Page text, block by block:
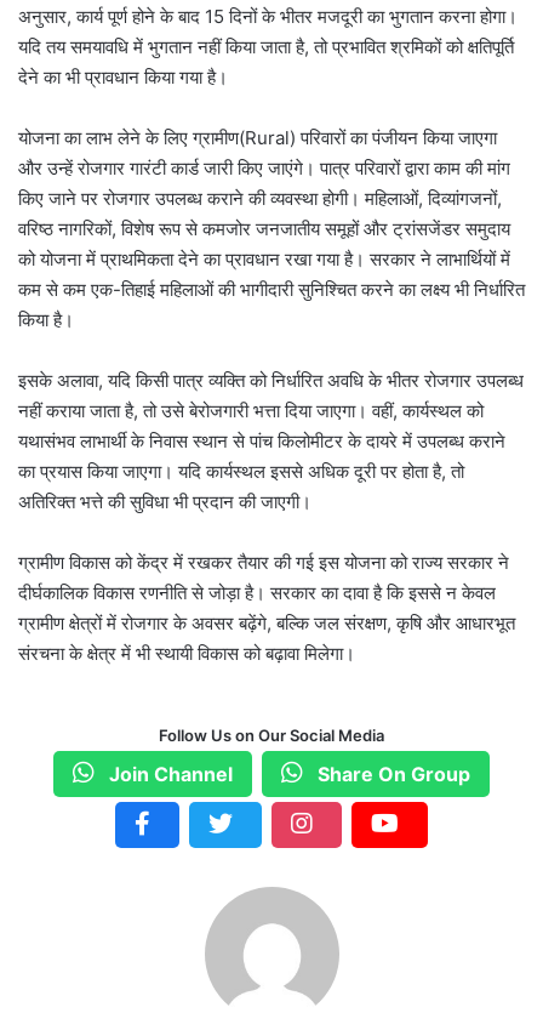
अनुसार, कार्य पूर्ण होने के बाद 15 दिनों के भीतर मजदूरी का भुगतान करना होगा।
यदि तय समयावधि में भुगतान नहीं किया जाता है, तो प्रभावित श्रमिकों को क्षतिपूर्ति
देने का भी प्रावधान किया गया है।
योजना का लाभ लेने के लिए ग्रामीण(Rural) परिवारों का पंजीयन किया जाएगा
और उन्हें रोजगार गारंटी कार्ड जारी किए जाएंगे। पात्र परिवारों द्वारा काम की मांग
किए जाने पर रोजगार उपलब्ध कराने की व्यवस्था होगी। महिलाओं, दिव्यांगजनों,
वरिष्ठ नागरिकों, विशेष रूप से कमजोर जनजातीय समूहों और ट्रांसजेंडर समुदाय
को योजना में प्राथमिकता देने का प्रावधान रखा गया है। सरकार ने लाभार्थियों में
कम से कम एक-तिहाई महिलाओं की भागीदारी सुनिश्चित करने का लक्ष्य भी निर्धारित
किया है।
इसके अलावा, यदि किसी पात्र व्यक्ति को निर्धारित अवधि के भीतर रोजगार उपलब्ध
नहीं कराया जाता है, तो उसे बेरोजगारी भत्ता दिया जाएगा। वहीं, कार्यस्थल को
यथासंभव लाभार्थी के निवास स्थान से पांच किलोमीटर के दायरे में उपलब्ध कराने
का प्रयास किया जाएगा। यदि कार्यस्थल इससे अधिक दूरी पर होता है, तो
अतिरिक्त भत्ते की सुविधा भी प्रदान की जाएगी।
ग्रामीण विकास को केंद्र में रखकर तैयार की गई इस योजना को राज्य सरकार ने
दीर्घकालिक विकास रणनीति से जोड़ा है। सरकार का दावा है कि इससे न केवल
ग्रामीण क्षेत्रों में रोजगार के अवसर बढ़ेंगे, बल्कि जल संरक्षण, कृषि और आधारभूत
संरचना के क्षेत्र में भी स्थायी विकास को बढ़ावा मिलेगा।
Follow Us on Our Social Media
Join Channel Share On Group